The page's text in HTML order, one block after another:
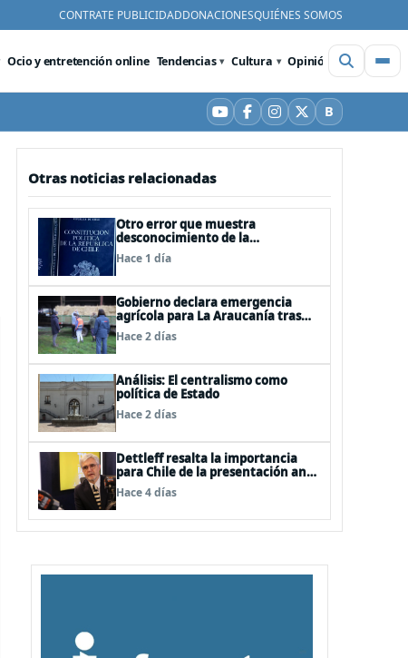
CONTRATE PUBLICIDADDONACIONESQUIÉNES SOMOS
Ocio y entretención online Tendencias Cultura Opinión Videos
YouTube
Facebook
Instagram
X BBluesky
Otras noticias relacionadas
Otro error que muestra
desconocimiento de la
Constitución: Artículo 1 consagra
resguardar la seguridad nacional y
Hace 1 día
Gobierno declara emergencia
agrícola para La Araucanía tras
desastres por pasos de sistemas
frontales
Hace 2 días
Análisis: El centralismo como
política de Estado
Hace 2 días
Dettleff resalta la importancia
para Chile de la presentación ante
la ONU de la Plataforma
Continental Extendida del
Hace 4 días